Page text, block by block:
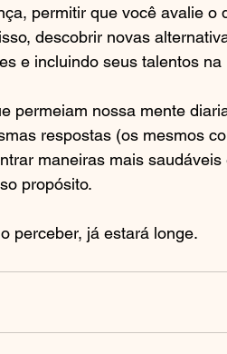
permitir que você avalie o
descobrir novas
e incluindo seus talentos na
permeiam nossa mente
respostas (os mesmos
maneiras mais
propósito.
perceber, já estará longe.